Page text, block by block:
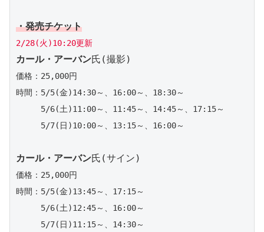
・発売チケット
2/28(火)10:20更新
カール・アーバン
価格：25,000円
時間：5/5(金)14:30～、16:00～、18:30～
5/6(土)11:00～、11:45～、14:45～、17:15～
5/7(日)10:00～、13:15～、16:00～
カール・アーバン
価格：25,000円
時間：5/5(金)13:45～、17:15～
5/6(土)12:45～、16:00～
5/7(日)11:15～、14:30～